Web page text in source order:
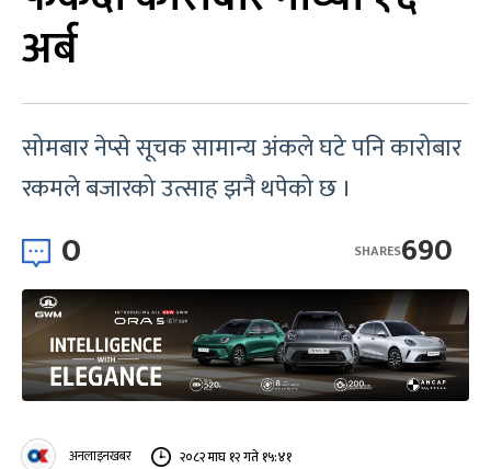
अर्ब
सोमबार नेप्से सूचक सामान्य अंकले घटे पनि कारोबार
रकमले बजारको उत्साह झनै थपेको छ ।
0 690
SHARES
अनलाइनखबर २०८२ माघ १२ गते १५:४१